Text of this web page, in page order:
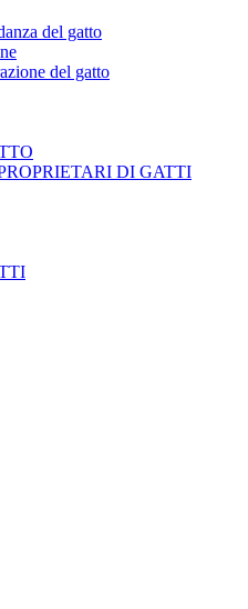
del gatto
del gatto
DI GATTI